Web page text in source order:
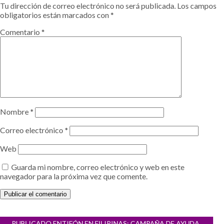
Tu dirección de correo electrónico no será publicada. Los campos
obligatorios están marcados con*
Comentario *
Nombre*
Correo electrónico *
Web
Guarda mi nombre, correo electrónico y web en este
navegador para la próxima vez que comente.
Navegación